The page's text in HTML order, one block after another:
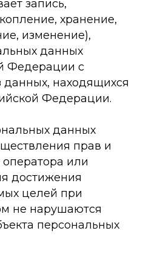
запись,
хранение,
изменение),
данных
Федерации с
данных, находящихся
Федерации.
данных
прав и
или
достижения
целей при
не нарушаются
персональных